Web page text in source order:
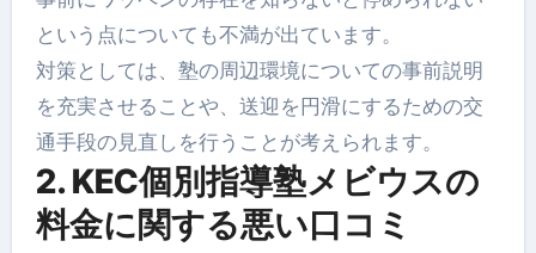
という点についても不満が出ています。
対策としては、塾の周辺環境についての事前説明
を充実させることや、送迎を円滑にするための交
通手段の見直しを行うことが考えられます。
2. KEC個別指導塾メビウスの
料金に関する悪い口コミ